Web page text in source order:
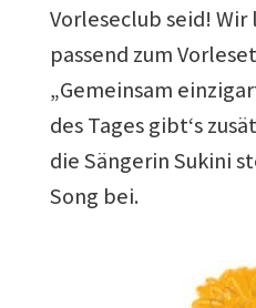
Vorleseclub seid! Wir
passend zum
„Gemeinsam
des Tages gibt‘s
die Sängerin Sukini
Song bei.